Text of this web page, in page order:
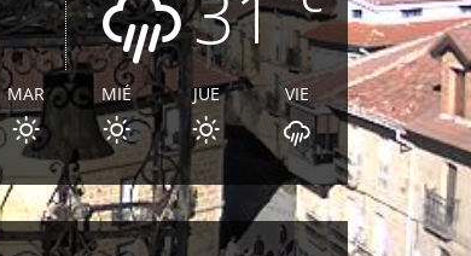
MAR MIÉ JUE VIE